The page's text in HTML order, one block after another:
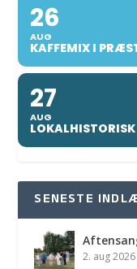
26
AUG
KAFFEMIX I
27
AUG
SENESTE
2. aug 2026